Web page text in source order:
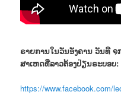
ຣາຍການໃນວັນອັງຄານ ວັນທີ
ສາເຫດທີ່ລາວຕ້ອງປ່ຽນຣະບອບ:
https://www.facebook.com/